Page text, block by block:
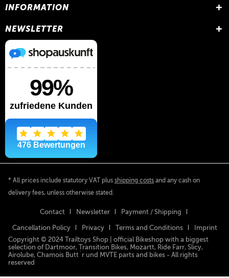
INFORMATION
NEWSLETTER
* All prices include statutory VAT plus shipping costs and any cash on
delivery fees, unless otherwise stated.
Contact Newsletter Payment / Shipping
Cancellation Policy Privacy Terms and Conditions
Imprint
Copyright © 2024 Trailtoys Shop | official Bikeshop with a biggest
selection of Dartmoor, Transition Bikes, Mozartt, Ride Farr, Slicy,
Airolube, Chamois Butt´r und MVTE parts and bikes - All rights
reserved